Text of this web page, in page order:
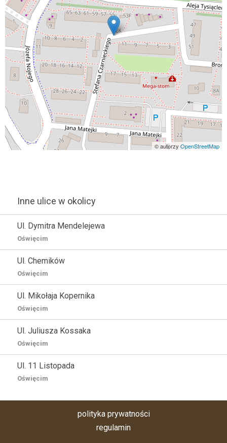
© autorzyOpenStreetMap
Inne ulice w okolicy
Ul. Dymitra Mendelejewa
Oświęcim
Ul. Chemików
Oświęcim
Ul. Mikołaja Kopernika
Oświęcim
Ul. Juliusza Kossaka
Oświęcim
Ul. 11 Listopada
Oświęcim
polityka prywatności
regulamin